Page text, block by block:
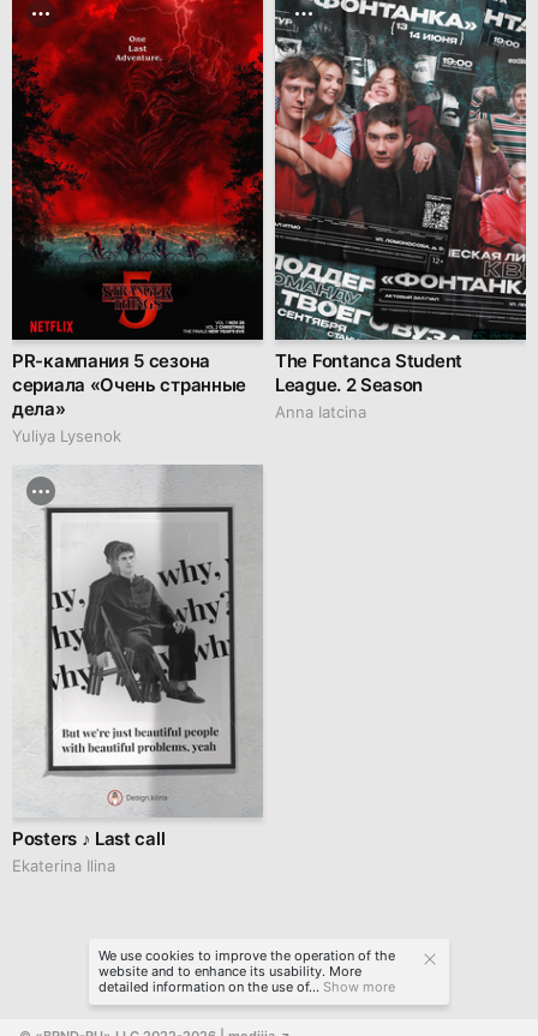
PR-кампания 5 сезона
сериала «Очень странные
дела»
Yuliya Lysenok
The Fontanca Student
League. 2 Season
Anna Iatcina
Posters ♪ Last call
Ekaterina Ilina
We use cookies to improve the operation of the
website and to enhance its usability. More
detailed information on the use of... Show more